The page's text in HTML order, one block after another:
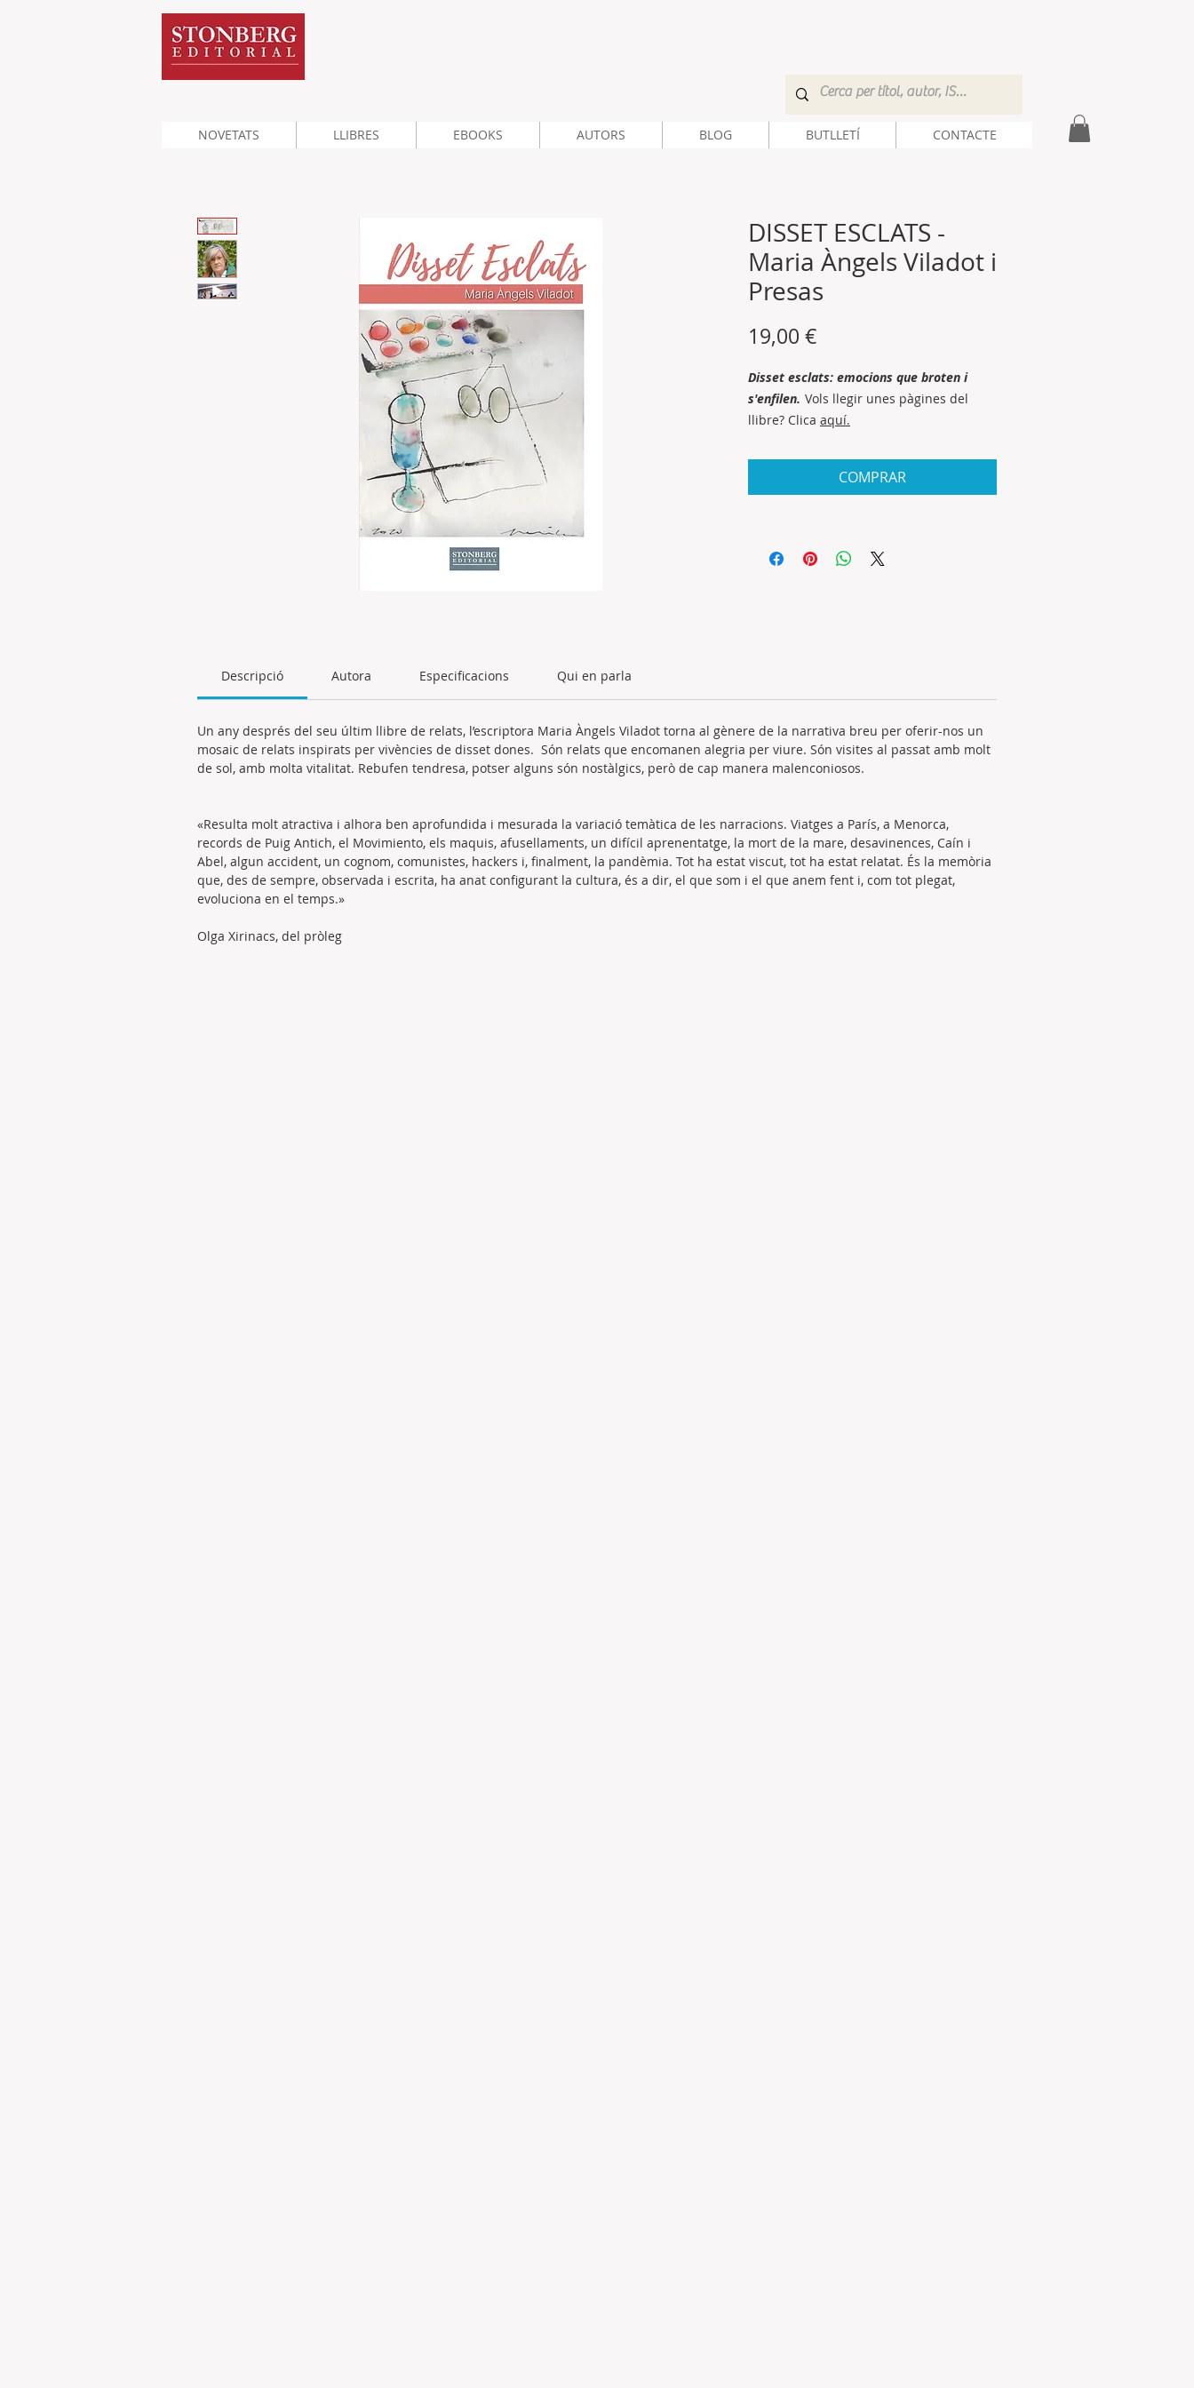
NOVETATS LLIBRES EBOOKS AUTORS BLOG BUTLLETÍ CONTACTE
DISSET ESCLATS -
Maria Àngels Viladot i
Presas
19,00 €
Disset esclats: emocions que broten i
s'enfilen. Vols llegir unes pàgines del
llibre? Clica aquí.
COMPRAR
Descripció Autora Especificacions Qui en parla
Un any després del seu últim llibre de relats, l’escriptora Maria Àngels Viladot torna al gènere de la narrativa breu per oferir-nos un
mosaic de relats inspirats per vivències de disset dones. Són relats que encomanen alegria per viure. Són visites al passat amb molt
de sol, amb molta vitalitat. Rebufen tendresa, potser alguns són nostàlgics, però de cap manera malenconiosos.
«Resulta molt atractiva i alhora ben aprofundida i mesurada la variació temàtica de les narracions. Viatges a París, a Menorca,
records de Puig Antich, el Movimiento, els maquis, afusellaments, un difícil aprenentatge, la mort de la mare, desavinences, Caín i
Abel, algun accident, un cognom, comunistes, hackers i, finalment, la pandèmia. Tot ha estat viscut, tot ha estat relatat. És la memòria
que, des de sempre, observada i escrita, ha anat configurant la cultura, és a dir, el que som i el que anem fent i, com tot plegat,
evoluciona en el temps.»
Olga Xirinacs, del pròleg